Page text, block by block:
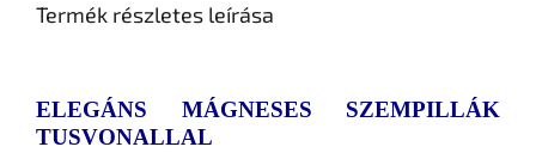
Termék részletes leírása
ELEGÁNS MÁGNESES SZEMPILLÁK
TUSVONALLAL